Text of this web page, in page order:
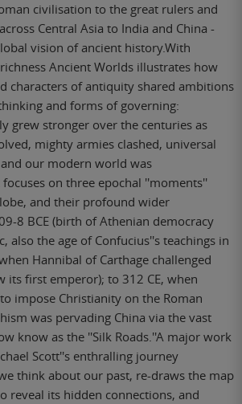
civilisation to the great rulers and
Central Asia to India and China -
vision of ancient history.With
Ancient Worlds illustrates how
characters of antiquity shared ambitions
and forms of governing:
grew stronger over the centuries as
mighty armies clashed, universal
our modern world was
on three epochal ''moments''
and their profound wider
8 BCE (birth of Athenian democracy
also the age of Confucius''s teachings in
Hannibal of Carthage challenged
its first emperor); to 312 CE, when
impose Christianity on the Roman
was pervading China via the vast
know as the ''Silk Roads.''A major work
Scott''s enthralling journey
think about our past, re-draws the map
reveal its hidden connections, and